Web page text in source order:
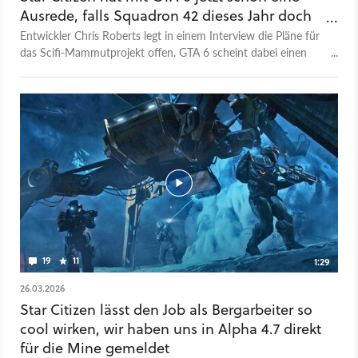
Ausrede, falls Squadron 42 dieses Jahr doch
nicht erscheint
Entwickler Chris Roberts legt in einem Interview die Pläne für
das Scifi-Mammutprojekt offen. GTA 6 scheint dabei einen
19 11
1:29
26.03.2026
Star Citizen lässt den Job als Bergarbeiter so
cool wirken, wir haben uns in Alpha 4.7 direkt
für die Mine gemeldet